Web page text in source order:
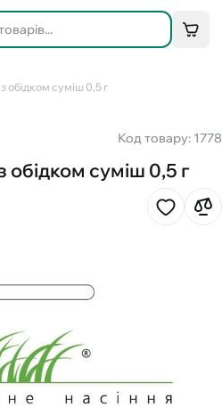
обідком суміш 0,5 г
Код товару: 1778
суміш 0,5 г